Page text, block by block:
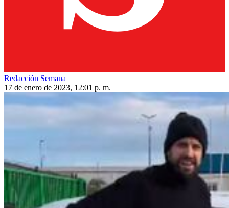
Redacción Semana
17 de enero de 2023, 12:01 p. m.